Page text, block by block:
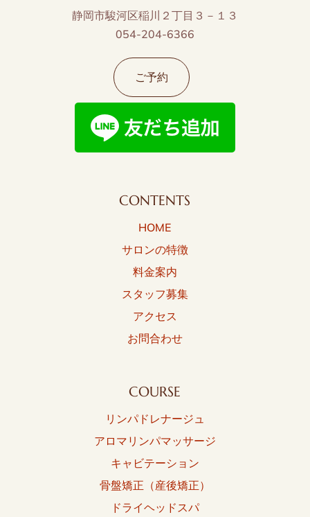
静岡市駿河区稲川２丁目３－１３
054-204-6366
ご予約
CONTENTS
HOME
サロンの特徴
料金案内
スタッフ募集
アクセス
お問合わせ
COURSE
リンパドレナージュ
アロマリンパマッサージ
キャビテーション
骨盤矯正（産後矯正）
ドライヘッドスパ